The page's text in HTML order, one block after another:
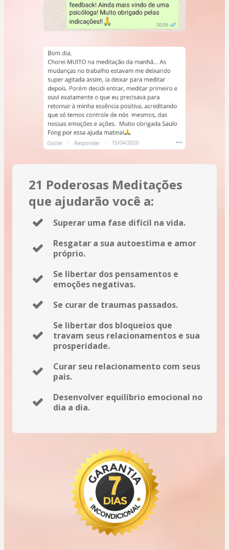
21 Poderosas Meditações
que ajudarão você a:
Superar uma fase difícil na vida.
Resgatar a sua autoestima e amor
próprio.
Se libertar dos pensamentos e
emoções negativas.
Se curar de traumas passados.
Se libertar dos bloqueios que
travam seus relacionamentos e sua
prosperidade.
Curar seu relacionamento com seus
pais.
Desenvolver equilíbrio emocional no
dia a dia.